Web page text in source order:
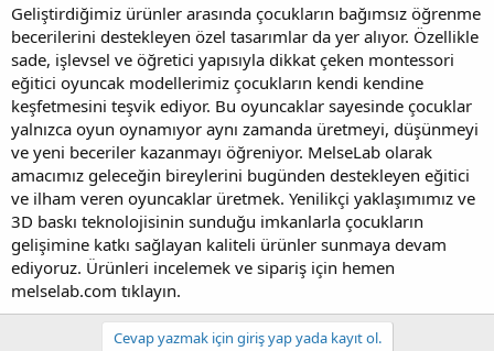
Geliştirdiğimiz ürünler arasında çocukların bağımsız öğrenme
becerilerini destekleyen özel tasarımlar da yer alıyor. Özellikle
sade, işlevsel ve öğretici yapısıyla dikkat çeken montessori
eğitici oyuncak modellerimiz çocukların kendi kendine
keşfetmesini teşvik ediyor. Bu oyuncaklar sayesinde çocuklar
yalnızca oyun oynamıyor aynı zamanda üretmeyi, düşünmeyi
ve yeni beceriler kazanmayı öğreniyor. MelseLab olarak
amacımız geleceğin bireylerini bugünden destekleyen eğitici
ve ilham veren oyuncaklar üretmek. Yenilikçi yaklaşımımız ve
3D baskı teknolojisinin sunduğu imkanlarla çocukların
gelişimine katkı sağlayan kaliteli ürünler sunmaya devam
ediyoruz. Ürünleri incelemek ve sipariş için hemen
melselab.com tıklayın.
Cevap yazmak için giriş yap yada kayıt ol.